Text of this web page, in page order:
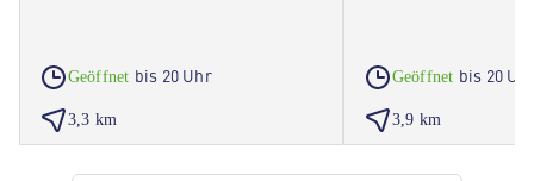
Geöffnet bis 20 Uhr
3,3 km
Geöffnet bis 20
3,9 km